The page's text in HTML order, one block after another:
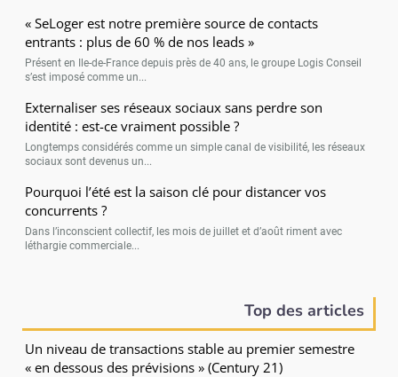
« SeLoger est notre première source de contacts
entrants : plus de 60 % de nos leads »
Présent en Ile-de-France depuis près de 40 ans, le groupe Logis Conseil
s’est imposé comme un...
Externaliser ses réseaux sociaux sans perdre son
identité : est-ce vraiment possible ?
Longtemps considérés comme un simple canal de visibilité, les réseaux
sociaux sont devenus un...
Pourquoi l’été est la saison clé pour distancer vos
concurrents ?
Dans l’inconscient collectif, les mois de juillet et d’août riment avec
léthargie commerciale...
Top des articles
Un niveau de transactions stable au premier semestre
« en dessous des prévisions » (Century 21)